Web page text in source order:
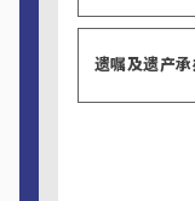
遗嘱及遗产承